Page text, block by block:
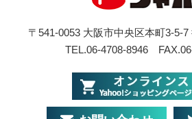
〒541-0053 大阪市中央区本町3-5-
TEL.06-4708-8946